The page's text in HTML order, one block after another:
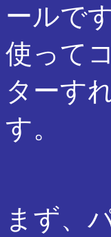
ールで
使って
ターす
す。
まず、